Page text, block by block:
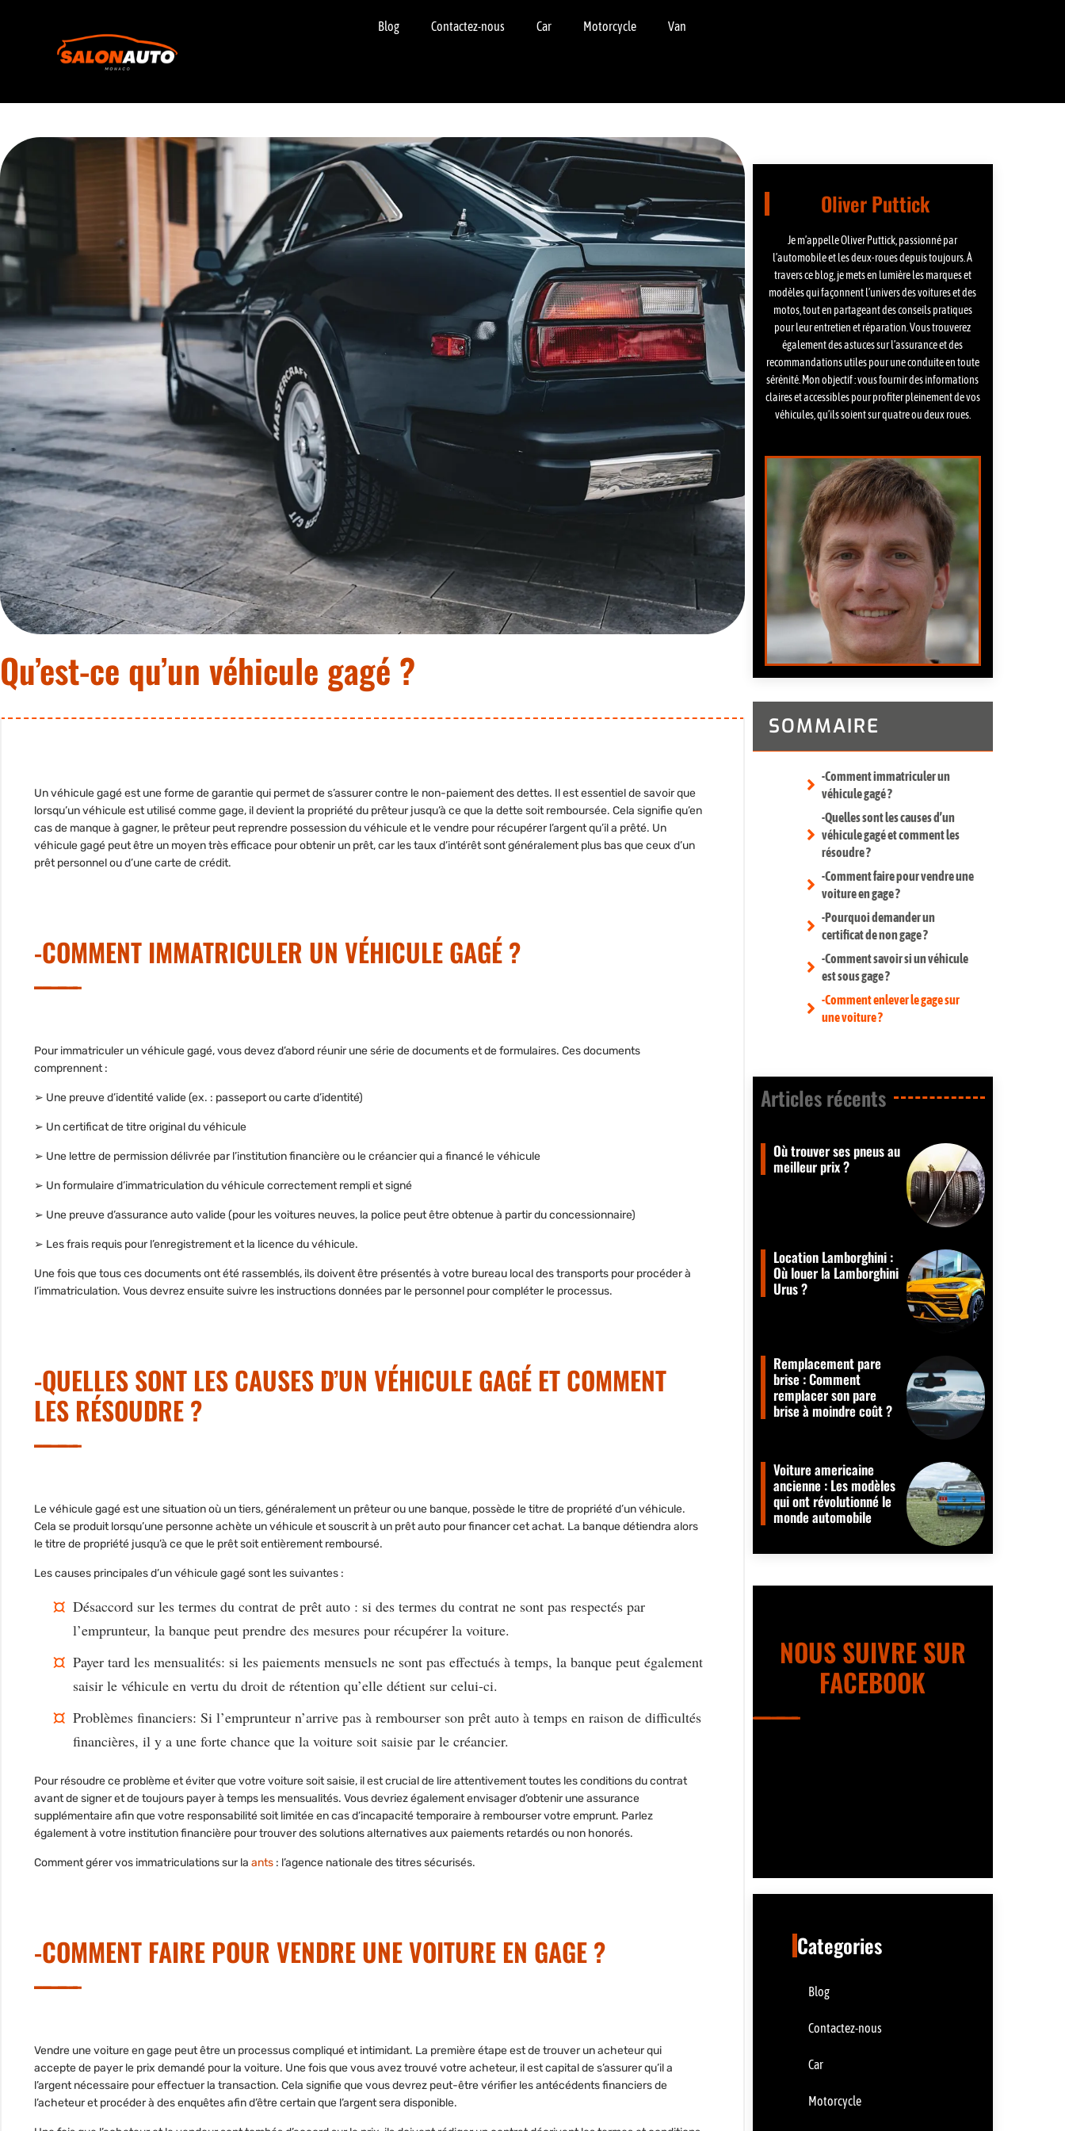
Blog Contactez-nous Car Motorcycle Van
Qu’est-ce qu’un véhicule gagé ?
Un véhicule gagé est une forme de garantie qui permet de s’assurer contre le non-paiement des dettes. Il est essentiel de savoir que
lorsqu’un véhicule est utilisé comme gage, il devient la propriété du prêteur jusqu’à ce que la dette soit remboursée. Cela signifie qu’en
cas de manque à gagner, le prêteur peut reprendre possession du véhicule et le vendre pour récupérer l’argent qu’il a prêté. Un
véhicule gagé peut être un moyen très efficace pour obtenir un prêt, car les taux d’intérêt sont généralement plus bas que ceux d’un
prêt personnel ou d’une carte de crédit.
-COMMENT IMMATRICULER UN VÉHICULE GAGÉ ?
Pour immatriculer un véhicule gagé, vous devez d’abord réunir une série de documents et de formulaires. Ces documents
comprennent :
➢ Une preuve d’identité valide (ex. : passeport ou carte d’identité)
➢ Un certificat de titre original du véhicule
➢ Une lettre de permission délivrée par l’institution financière ou le créancier qui a financé le véhicule
➢ Un formulaire d’immatriculation du véhicule correctement rempli et signé
➢ Une preuve d’assurance auto valide (pour les voitures neuves, la police peut être obtenue à partir du concessionnaire)
➢ Les frais requis pour l’enregistrement et la licence du véhicule.
Une fois que tous ces documents ont été rassemblés, ils doivent être présentés à votre bureau local des transports pour procéder à
l’immatriculation. Vous devrez ensuite suivre les instructions données par le personnel pour compléter le processus.
-QUELLES SONT LES CAUSES D’UN VÉHICULE GAGÉ ET COMMENT
LES RÉSOUDRE ?
Le véhicule gagé est une situation où un tiers, généralement un prêteur ou une banque, possède le titre de propriété d’un véhicule.
Cela se produit lorsqu’une personne achète un véhicule et souscrit à un prêt auto pour financer cet achat. La banque détiendra alors
le titre de propriété jusqu’à ce que le prêt soit entièrement remboursé.
Les causes principales d’un véhicule gagé sont les suivantes :
Désaccord sur les termes du contrat de prêt auto : si des termes du contrat ne sont pas respectés par
l’emprunteur, la banque peut prendre des mesures pour récupérer la voiture.
Payer tard les mensualités: si les paiements mensuels ne sont pas effectués à temps, la banque peut également
saisir le véhicule en vertu du droit de rétention qu’elle détient sur celui-ci.
Problèmes financiers: Si l’emprunteur n’arrive pas à rembourser son prêt auto à temps en raison de difficultés
financières, il y a une forte chance que la voiture soit saisie par le créancier.
Pour résoudre ce problème et éviter que votre voiture soit saisie, il est crucial de lire attentivement toutes les conditionsdu contrat
avant de signer et de toujours payer à temps les mensualités. Vous devriez également envisager d’obtenir une assurance
supplémentaire afin que votre responsabilité soit limitée en cas d’incapacité temporaire à rembourser votre emprunt. Parlez
également à votre institution financière pour trouver des solutions alternatives aux paiements retardés ou non honorés.
Comment gérer vos immatriculations sur la ants : l’agence nationale des titres sécurisés.
-COMMENT FAIRE POUR VENDRE UNE VOITURE EN GAGE ?
Vendre une voiture en gage peut être un processus compliqué et intimidant. La première étape est de trouver un acheteur qui
accepte de payer le prix demandé pour la voiture. Une fois que vous avez trouvé votre acheteur, il est capital de s’assurer qu’il a
l’argent nécessaire pour effectuer la transaction. Cela signifie que vous devrez peut-être vérifier les antécédents financiers de
l’acheteur et procéder à des enquêtes afin d’être certain que l’argent sera disponible.
Oliver Puttick
Je m’appelle Oliver Puttick, passionné par
l’automobile et les deux-roues depuis toujours. À
travers ce blog, je mets en lumière les marques et
modèles qui façonnent l’univers des voitures et des
motos, tout en partageant des conseils pratiques
pour leur entretien et réparation. Vous trouverez
également des astuces sur l’assurance et des
recommandations utiles pour une conduite en toute
sérénité. Mon objectif : vous fournir des informations
claires et accessibles pour profiter pleinement de vos
véhicules, qu’ils soient sur quatre ou deux roues.
SOMMAIRE
-Comment immatriculer un
véhicule gagé ?
-Quelles sont les causes d’un
véhicule gagé et comment les
résoudre ?
-Comment faire pour vendre une
voiture en gage ?
-Pourquoi demander un
certificat de non gage ?
-Comment savoir si un véhicule
est sous gage ?
-Comment enlever le gage sur
une voiture ?
Articles récents​
Où trouver ses pneus au
meilleur prix ?
Location Lamborghini :
Où louer la Lamborghini
Urus ?
Remplacement pare
brise : Comment
remplacer son pare
brise à moindre coût ?
Voiture americaine
ancienne : Les modèles
qui ont révolutionné le
monde automobile
NOUS SUIVRE SUR
FACEBOOK
Categories
Blog
Contactez-nous
Car
Motorcycle